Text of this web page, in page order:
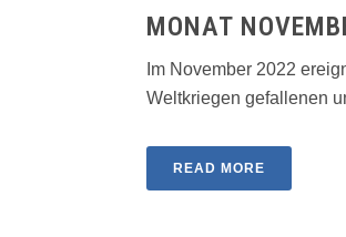
MONAT
Im November 2022
Weltkriegen gefallenen
READ MORE